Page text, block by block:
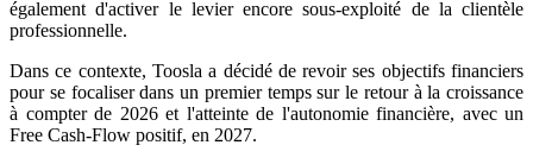
également d'activer le levier encore sous-exploité de la clientèle
professionnelle.
Dans ce contexte, Toosla a décidé de revoir ses objectifs financiers
pour se focaliser dans un premier temps sur le retour à la croissance
à compter de 2026 et l'atteinte de l'autonomie financière, avec un
Free Cash-Flow positif, en 2027.